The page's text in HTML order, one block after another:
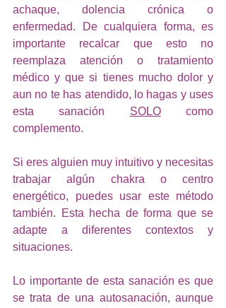
achaque, dolencia crónica o
enfermedad. De cualquiera forma, es
importante recalcar que esto no
reemplaza atención o tratamiento
médico y que si tienes mucho dolor y
aun no te has atendido, lo hagas y uses
esta sanación SOLO como
complemento.
Si eres alguien muy intuitivo y necesitas
trabajar algún chakra o centro
energético, puedes usar este método
también. Esta hecha de forma que se
adapte a diferentes contextos y
situaciones.
Lo importante de esta sanación es que
se trata de una autosanación, aunque